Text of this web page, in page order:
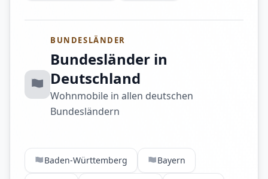
BUNDESLÄNDER
Bundesländer in
Deutschland
Wohnmobile in allen deutschen
Bundesländern
Baden-Württemberg Bayern